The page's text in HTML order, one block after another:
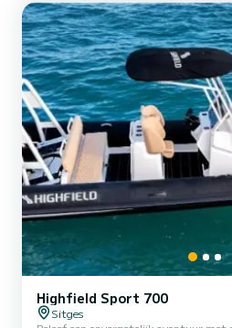
Highfield Sport 700
Sitges